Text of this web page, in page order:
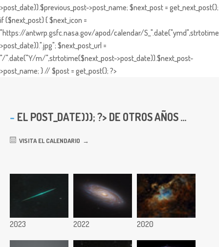
>post_date)).$previous_post->post_name; $next_post = get_next_post();
if ($next_post) { $next_icon =
"https://antwrp.gsfc.nasa.gov/apod/calendar/
>post_date)).".jpg"; $next_post_url =
"/".date("Y/m/",strtotime($next_post->post_date)).$next_post-
>post_name; } // $post = get_post(); ?>
EL POST_DATE))); ?> DE OTROS AÑOS ...
VISITA EL CALENDARIO
2023 2022 2020